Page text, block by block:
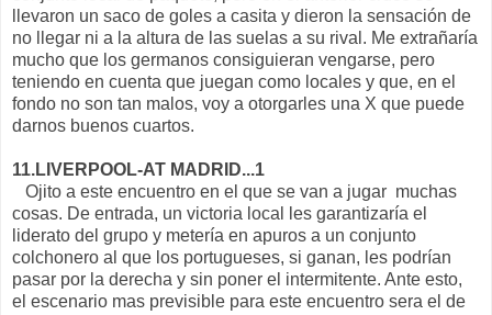
llevaron un saco de goles a casita y dieron la sensación de
no llegar ni a la altura de las suelas a su rival. Me extrañaría
mucho que los germanos consiguieran vengarse, pero
teniendo en cuenta que juegan como locales y que, en el
fondo no son tan malos, voy a otorgarles una X que puede
darnos buenos cuartos.
11.LIVERPOOL-AT MADRID...1
Ojito a este encuentro en el que se van a jugar muchas
cosas. De entrada, un victoria local les garantizaría el
liderato del grupo y metería en apuros a un conjunto
colchonero al que los portugueses, si ganan, les podrían
pasar por la derecha y sin poner el intermitente. Ante esto,
el escenario mas previsible para este encuentro sera el de